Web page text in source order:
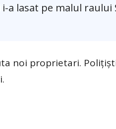
a lasat pe malul
noi proprietari.